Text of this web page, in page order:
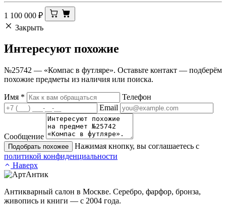
1 100 000 ₽
Закрыть
Интересуют похожие
№25742 — «Компас в футляре». Оставьте контакт — подберём
похожие предметы из наличия или поиска.
Имя *
Телефон
Email
Сообщение
Подобрать похожее
Нажимая кнопку, вы соглашаетесь с
политикой конфиденциальности
Наверх
Антикварный салон в Москве. Серебро, фарфор, бронза,
живопись и книги — с 2004 года.